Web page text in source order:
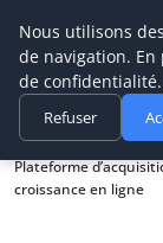
Prospection
Accueil
Actualité
Plateforme
croissance en ligne
Nous utilisons
de navigation.
de confidentialité.
Refuser